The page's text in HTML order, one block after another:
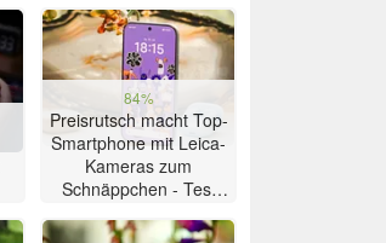
84%
Preisrutsch macht Top-
Smartphone mit Leica-
Kameras zum
Schnäppchen - Test